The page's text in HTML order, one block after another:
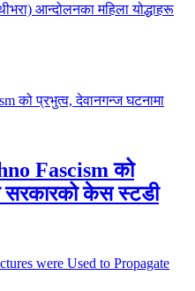
आन्दोलनका महिला योद्धाहरू
Fascism को
सरकारको केस स्टडी